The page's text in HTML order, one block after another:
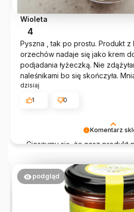
Komentarz
Cieszymy się, że nasz produkt
największa motywacja do
Wioleta
4
Pyszna , tak po prostu. Produkt z
orzechów nadaje się jako krem
podjadania łyżeczką. Nie
naleśnikami bo się skończyła.
dzisiaj
1
0
podgląd